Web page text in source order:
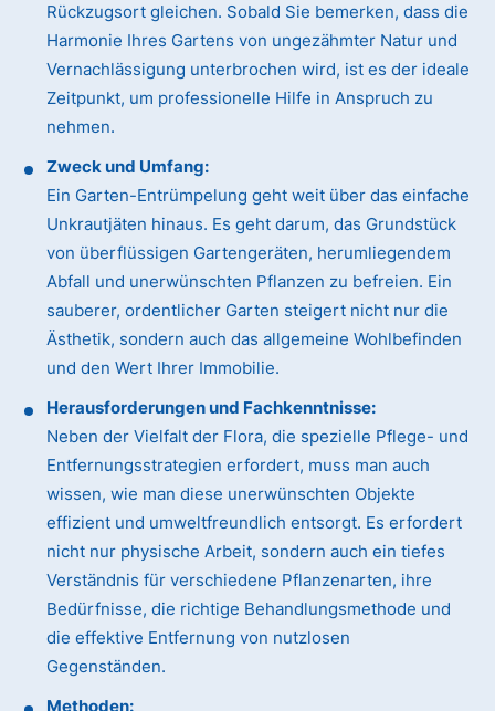
Rückzugsort gleichen. Sobald Sie bemerken, dass die
Harmonie Ihres Gartens von ungezähmter Natur und
Vernachlässigung unterbrochen wird, ist es der ideale
Zeitpunkt, um professionelle Hilfe in Anspruch zu
nehmen.
Zweck und Umfang:
Ein Garten-Entrümpelung geht weit über das einfache
Unkrautjäten hinaus. Es geht darum, das Grundstück
von überflüssigen Gartengeräten, herumliegendem
Abfall und unerwünschten Pflanzen zu befreien. Ein
sauberer, ordentlicher Garten steigert nicht nur die
Ästhetik, sondern auch das allgemeine Wohlbefinden
und den Wert Ihrer Immobilie.
Herausforderungen und Fachkenntnisse:
Neben der Vielfalt der Flora, die spezielle Pflege- und
Entfernungsstrategien erfordert, muss man auch
wissen, wie man diese unerwünschten Objekte
effizient und umweltfreundlich entsorgt. Es erfordert
nicht nur physische Arbeit, sondern auch ein tiefes
Verständnis für verschiedene Pflanzenarten, ihre
Bedürfnisse, die richtige Behandlungsmethode und
die effektive Entfernung von nutzlosen
Gegenständen.
Methoden: